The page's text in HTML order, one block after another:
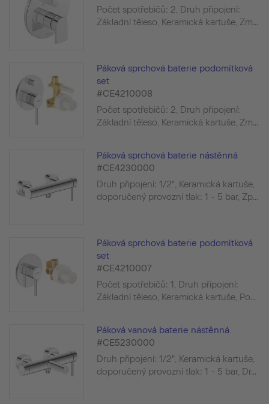
Počet spotřebičů: 2, Druh připojení:
Základní těleso, Keramická kartuše, Zm...
Páková sprchová baterie podomítková
set
#CE4210008
Počet spotřebičů: 2, Druh připojení:
Základní těleso, Keramická kartuše, Zm...
Páková sprchová baterie nástěnná
#CE4230000
Druh připojení: 1/2", Keramická kartuše,
doporučený provozní tlak: 1 - 5 bar, Zp...
Páková sprchová baterie podomítková
set
#CE4210007
Počet spotřebičů: 1, Druh připojení:
Základní těleso, Keramická kartuše, Po...
Páková vanová baterie nástěnná
#CE5230000
Druh připojení: 1/2", Keramická kartuše,
doporučený provozní tlak: 1 - 5 bar, Dr...